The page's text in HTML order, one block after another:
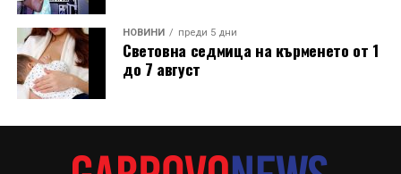
НОВИНИ преди 5 дни
Световна седмица на кърменето от 1
до 7 август